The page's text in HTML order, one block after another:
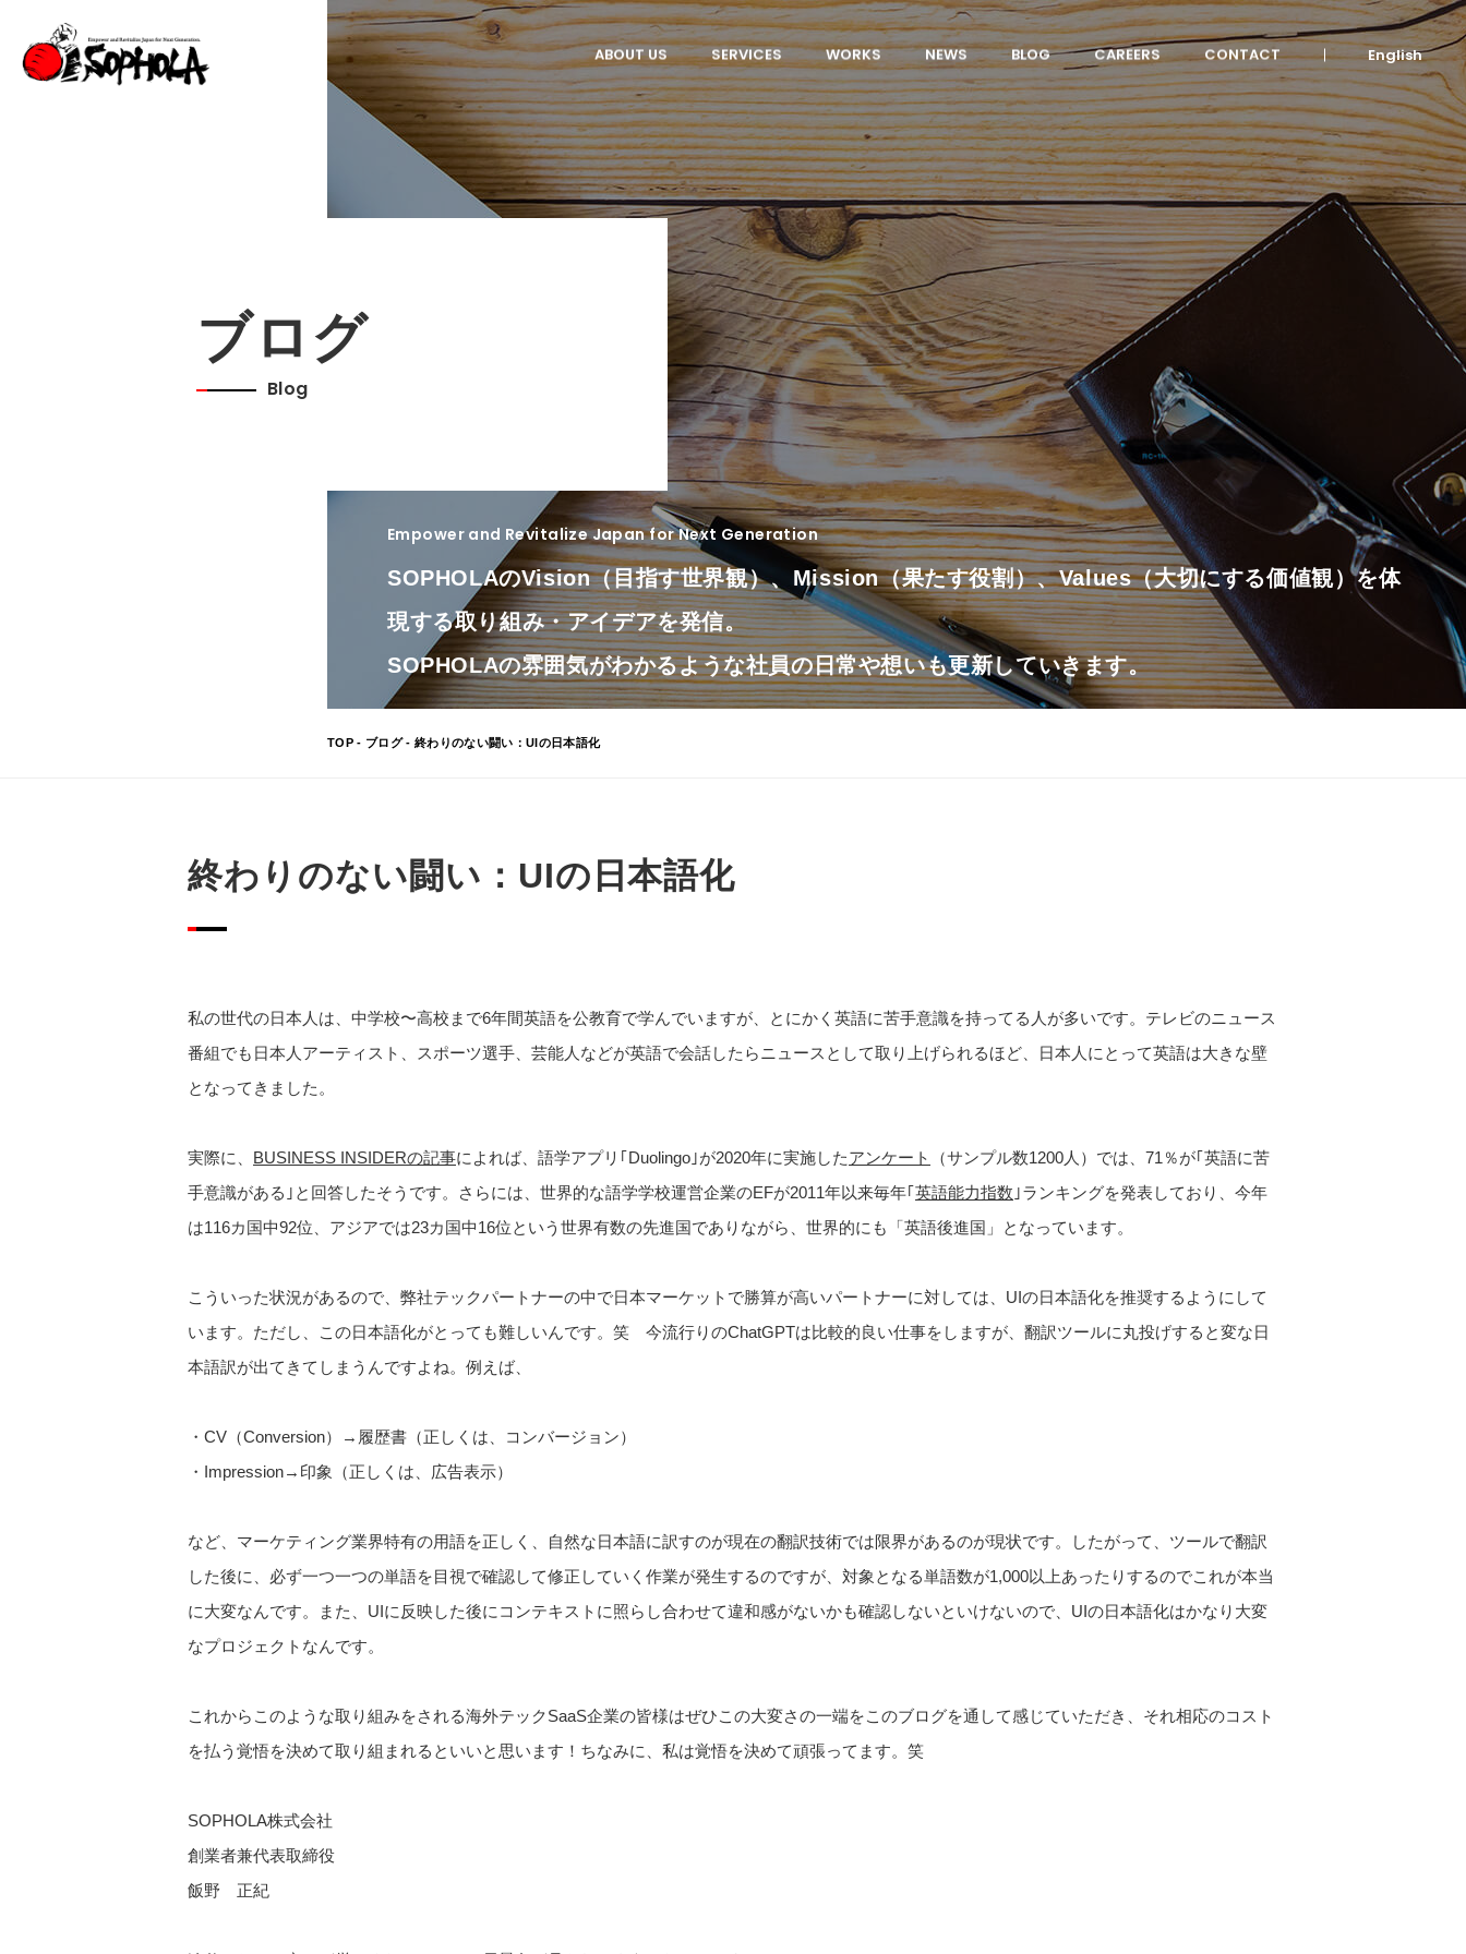
ABOUT US SERVICES WORKS NEWS BLOG CAREERS CONTACT English
ブログ
Blog
Empower and Revitalize Japan for Next Generation
SOPHOLAのVision（目指す世界観）、Mission（果たす役割）、Values（大切にする価値観）を体
現する取り組み・アイデアを発信。
SOPHOLAの雰囲気がわかるような社員の日常や想いも更新していきます。
TOP - ブログ- 終わりのない闘い：UIの日本語化
終わりのない闘い：UIの日本語化
私の世代の日本人は、中学校〜高校まで6年間英語を公教育で学んでいますが、とにかく英語に苦手意識を持ってる人が多いです。テレビのニュース
番組でも日本人アーティスト、スポーツ選手、芸能人などが英語で会話したらニュースとして取り上げられるほど、日本人にとって英語は大きな壁
となってきました。
実際に、 BUSINESS INSIDERの記事によれば、語学アプリ｢Duolingo｣が2020年に実施したアンケート
（サンプル数1200人）では、71％が｢英語に苦
手意識がある｣と回答したそうです。さらには、世界的な語学学校運営企業のEFが2011年以来毎年｢英語能力指数 ｣ランキングを発表しており、今年
は116カ国中92位、アジアでは23カ国中16位という世界有数の先進国でありながら、世界的にも「英語後進国」となっています。
こういった状況があるので、弊社テックパートナーの中で日本マーケットで勝算が高いパートナーに対しては、UIの日本語化を推奨するようにして
います。ただし、この日本語化がとっても難しいんです。笑 今流行りのChatGPTは比較的良い仕事をしますが、翻訳ツールに丸投げすると変な日
本語訳が出てきてしまうんですよね。例えば、
・CV（Conversion）→履歴書（正しくは、コンバージョン）
・Impression→印象（正しくは、広告表示）
など、マーケティング業界特有の用語を正しく、自然な日本語に訳すのが現在の翻訳技術では限界があるのが現状です。したがって、ツールで翻訳
した後に、必ず一つ一つの単語を目視で確認して修正していく作業が発生するのですが、対象となる単語数が1,000以上あったりするのでこれが本当
に大変なんです。また、UIに反映した後にコンテキストに照らし合わせて違和感がないかも確認しないといけないので、UIの日本語化はかなり大変
なプロジェクトなんです。
これからこのような取り組みをされる海外テックSaaS企業の皆様はぜひこの大変さの一端をこのブログを通して感じていただき、それ相応のコスト
を払う覚悟を決めて取り組まれるといいと思います！ちなみに、私は覚悟を決めて頑張ってます。笑
SOPHOLA株式会社
創業者兼代表取締役
飯野 正紀